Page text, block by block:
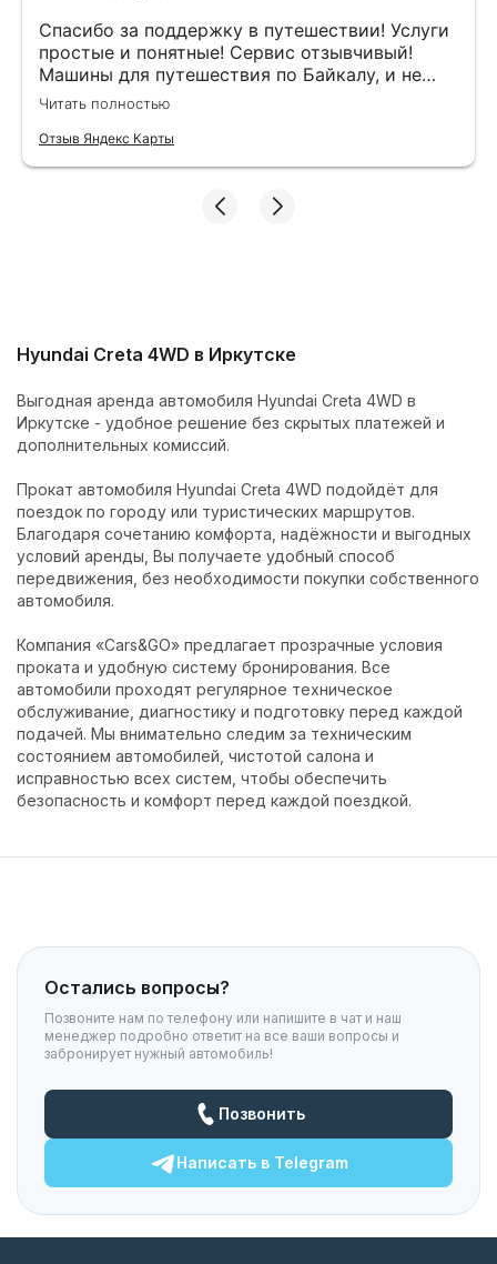
Спасибо за поддержку в путешествии! Услуги
простые и понятные! Сервис отзывчивый!
Машины для путешествия по Байкалу, и не
только по асфальту, есть. Что ещё нужно )
Читать полностью
Отзыв Яндекс Карты
Hyundai Creta 4WD в Иркутске
Выгодная аренда автомобиля Hyundai Creta 4WD в
Иркутске - удобное решение без скрытых платежей и
дополнительных комиссий.
Прокат автомобиля Hyundai Creta 4WD подойдёт для
поездок по городу или туристических маршрутов.
Благодаря сочетанию комфорта, надёжности и выгодных
условий аренды, Вы получаете удобный способ
передвижения, без необходимости покупки собственного
автомобиля.
Компания «Cars&GO» предлагает прозрачные условия
проката и удобную систему бронирования. Все
автомобили проходят регулярное техническое
обслуживание, диагностику и подготовку перед каждой
подачей. Мы внимательно следим за техническим
состоянием автомобилей, чистотой салона и
исправностью всех систем, чтобы обеспечить
безопасность и комфорт перед каждой поездкой.
Остались вопросы?
Позвоните нам по телефону или напишите в чат и наш
менеджер подробно ответит на все ваши вопросы и
забронирует нужный автомобиль!
Позвонить
Написать вTelegram